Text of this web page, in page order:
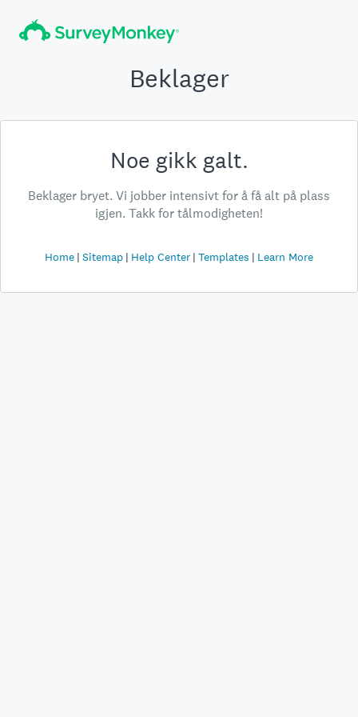
Beklager
Noe gikk galt.
Beklager bryet. Vi jobber intensivt for å få alt på plass
igjen. Takk for tålmodigheten!
Home Sitemap Help Center Templates Learn More